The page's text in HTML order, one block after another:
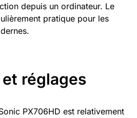
depuis un ordinateur. Le
pratique pour les
réglages
PX706HD est relativement